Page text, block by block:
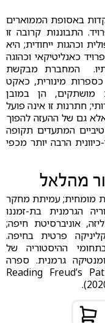
באסופת הממוארים
התבוננות קרובה זו
וכהגות ייחודית; היא
כאנליטיקאי וכהוגה
המחברת מבקשת
מינורית, כאקט
הן במובן
חתרנות זו אינה פועל
גם של ההעזה להפוך
המתעדים תקופה
הרבה יותר מכפי
מהלאל
מומחית; עמיתת מחקר
הגרמנית בת-זמננו
אוניברסיטת חיפה;
פרטית בחיפה.
ההיסטוריה של
גרמנית. ספרה
Reading Freud’s